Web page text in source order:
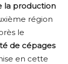
la production
région
le
de cépages
en cette